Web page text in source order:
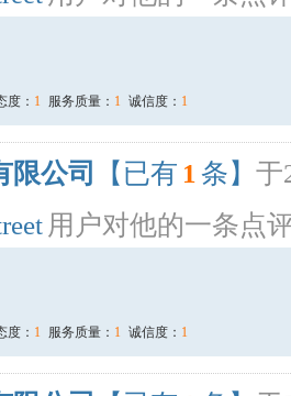
度： 1 服务质量： 1 诚信度： 1
限公司 【已有 1 条】 于
用户对他的一条点
度： 1 服务质量： 1 诚信度： 1